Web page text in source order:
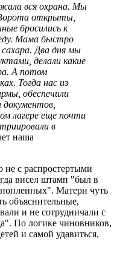
вся охрана. Мы
открыты,
бросились к
Мама быстро
Два дня мы
делали какие
А потом
Тогда нас из
обеспечили
лагере еще почти
в
наша
не с распростертыми
висел штамп "был в
Матери чуть
объяснительные,
и не сотрудничали с
По логике чиновников,
и самой удавиться,